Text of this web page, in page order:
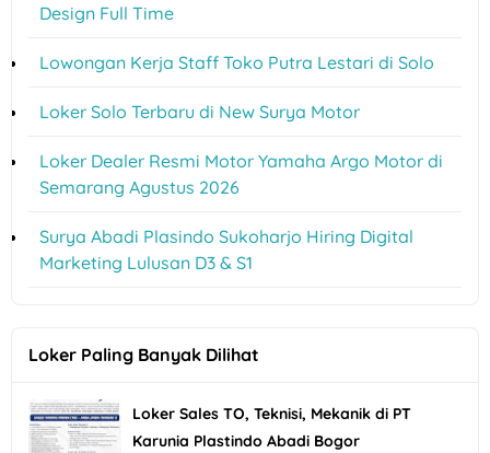
Design Full Time
Lowongan Kerja Staff Toko Putra Lestari di Solo
Loker Solo Terbaru di New Surya Motor
Loker Dealer Resmi Motor Yamaha Argo Motor di
Semarang Agustus 2026
Surya Abadi Plasindo Sukoharjo Hiring Digital
Marketing Lulusan D3 & S1
Loker Paling Banyak Dilihat
Loker Sales TO, Teknisi, Mekanik di PT
Karunia Plastindo Abadi Bogor